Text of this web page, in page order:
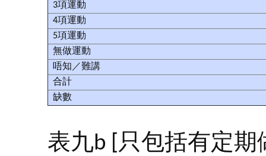
3項運動
4項運動
5項運動
無做運動
唔知／難講
合計
缺數
表九b [只包括有定